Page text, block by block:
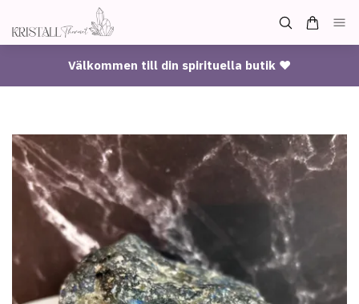
Välkommen till din spirituella butik ♥